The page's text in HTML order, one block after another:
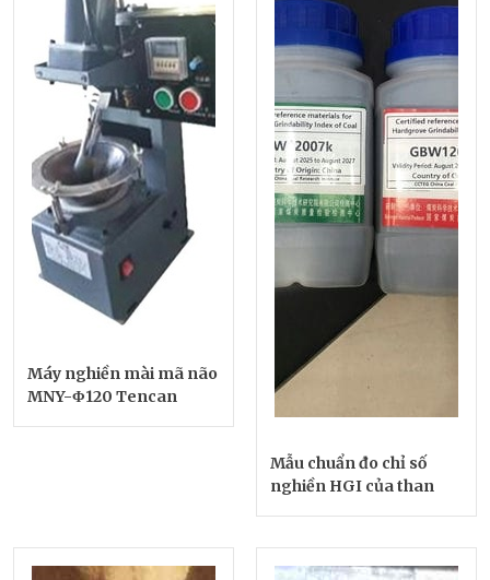
Máy nghiền mài mã não
MNY-Φ120 Tencan
Mẫu chuẩn đo chỉ số
nghiền HGI của than